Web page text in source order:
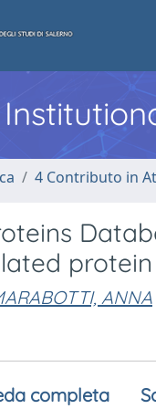
4 Contributo in
ANNA
completa